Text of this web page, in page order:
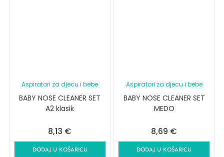
Aspiratori za djecu i bebe
BABY NOSE CLEANER SET
A2 klasik
8,13 €
DODAJ U KOŠARICU
Aspiratori za djecu i bebe
BABY NOSE CLEANER SET
MEDO
8,69 €
DODAJ U KOŠARICU